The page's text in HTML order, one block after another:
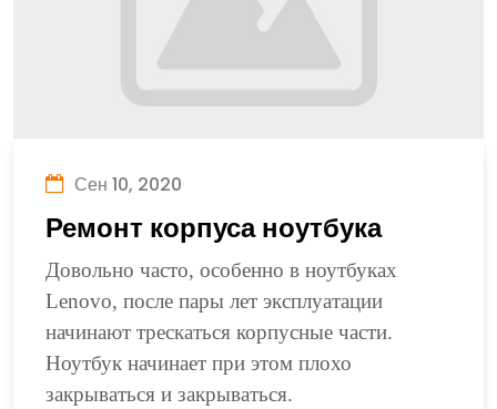
Сен 10, 2020
Ремонт корпуса ноутбука
Довольно часто, особенно в ноутбуках
Lenovo, после пары лет эксплуатации
начинают трескаться корпусные части.
Ноутбук начинает при этом плохо
закрываться и закрываться.